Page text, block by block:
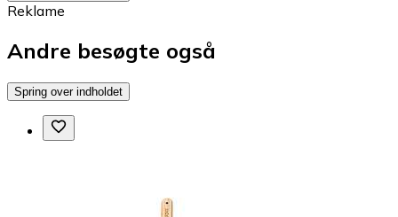
Reklame
Andre besøgte også
Spring over indholdet